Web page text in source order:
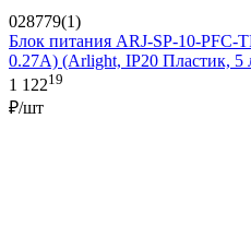
028779(1)
Блок питания ARJ-SP-10-PFC-
0.27A) (Arlight, IP20 Пластик, 5
1 12219
₽/шт